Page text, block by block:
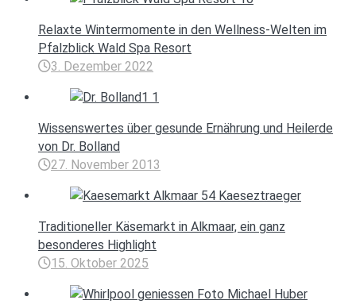
Relaxte Wintermomente in den Wellness-Welten im
Pfalzblick Wald Spa Resort
3. Dezember 2022
Wissenswertes über gesunde Ernährung und Heilerde
von Dr. Bolland
27. November 2013
Traditioneller Käsemarkt in Alkmaar, ein ganz
besonderes Highlight
15. Oktober 2025